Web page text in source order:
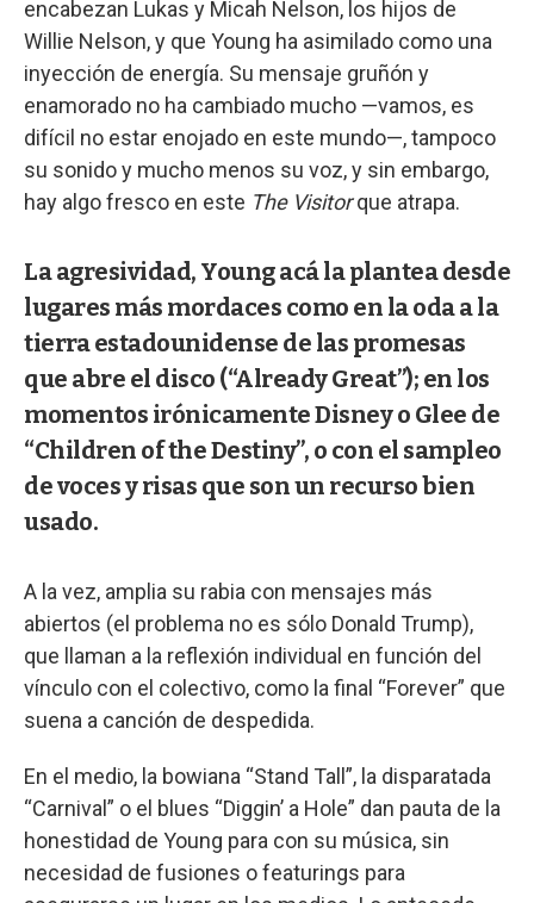
encabezan Lukas y Micah Nelson, los hijos de
Willie Nelson, y que Young ha asimilado como una
inyección de energía. Su mensaje gruñón y
enamorado no ha cambiado mucho —vamos, es
difícil no estar enojado en este mundo—, tampoco
su sonido y mucho menos su voz, y sin embargo,
hay algo fresco en este The Visitorque atrapa.
La agresividad, Young acá la plantea desde
lugares más mordaces como en la oda a la
tierra estadounidense de las promesas
que abre el disco (“Already Great”); en los
momentos irónicamente Disney o Glee de
“Children of the Destiny”, o con el sampleo
de voces y risas que son un recurso bien
usado.
A la vez, amplia su rabia con mensajes más
abiertos (el problema no es sólo Donald Trump),
que llaman a la reflexión individual en función del
vínculo con el colectivo, como la final “Forever” que
suena a canción de despedida.
En el medio, la bowiana “Stand Tall”, la disparatada
“Carnival” o el blues “Diggin’ a Hole” dan pauta de la
honestidad de Young para con su música, sin
necesidad de fusiones o featurings para